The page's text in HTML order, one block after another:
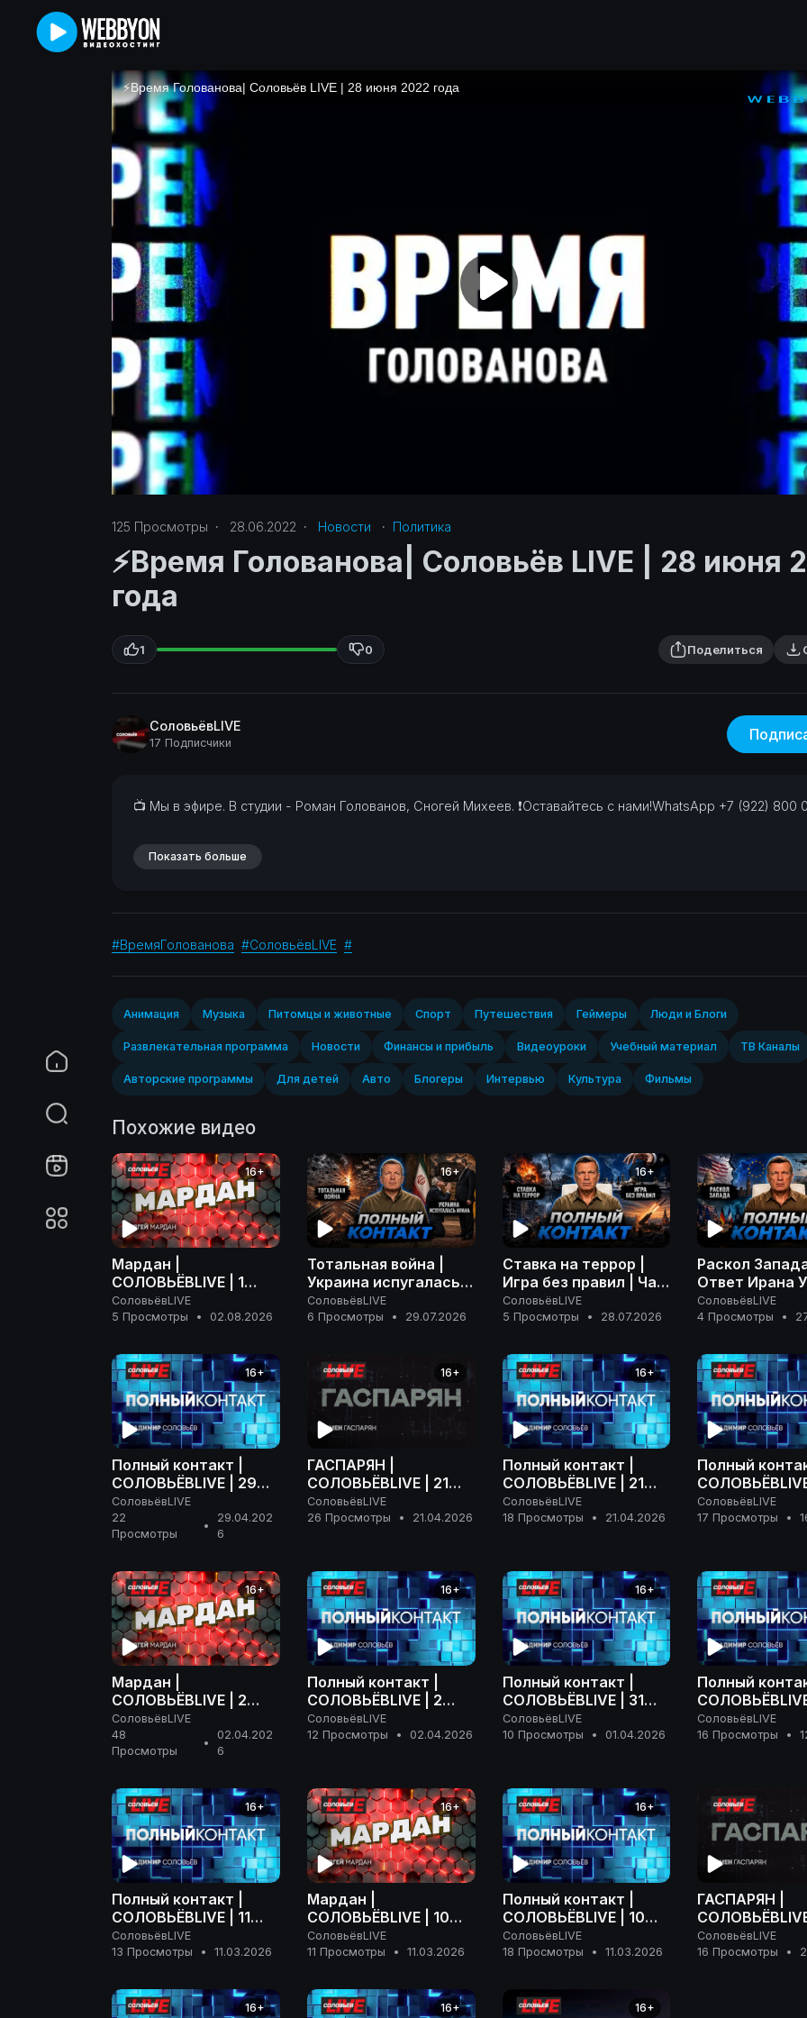
125 Просмотры · 28.06.2022 · Новости · Политика‎
⚡️Время Голованова| Соловьёв LIVE | 28 июня
года
1 0 Поделиться
СоловьёвLIVE
17 Подписчики
⁣📺 Мы в эфире. В студии - Роман Голованов, Сногей Михеев. ❗Оставайтесь с нами!WhatsApp +7 (922) 800
Показать больше
#ВремяГолованова #СоловьёвLIVE #
Анимация Музыка Питомцы и животные Спорт‎ Путешествия Геймеры Люди и Блоги
Развлекательная программа Новости Финансы и прибыль Видеоуроки Учебный материал ТВ Каналы
Авторские программы Для детей Авто Блогеры Интервью Культура Фильмы
Похожие видео
16+
Мардан |
СОЛОВЬЁВLIVE | 1
августа 2026 года
СоловьёвLIVE
5 Просмотры
• 02.08.2026
16+
Тотальная война |
Украина испугалась
Ирана | Розыск
Дурова | Полный
СоловьёвLIVE
6 Просмотры
• 29.07.2026
16+
Ставка на террор |
Игра без правил | Час
расплаты | Полный
контакт | 28 июля
СоловьёвLIVE
5 Просмотры
• 28.07.2026
Раскол
Ответ Ирана
| На грани
| Полный
СоловьёвLIVE
4 Просмотры
•
16+
Полный контакт |
СОЛОВЬЁВLIVE | 29
апреля 2026 года
СоловьёвLIVE
22
Просмотры
•
29.04.202
6
16+
ГАСПАРЯН |
СОЛОВЬЁВLIVE | 21
апреля 2026 года
СоловьёвLIVE
26 Просмотры
• 21.04.2026
16+
Полный контакт |
СОЛОВЬЁВLIVE | 21
апреля 2026 года
СоловьёвLIVE
18 Просмотры
• 21.04.2026
Полный
апреля 2026
СоловьёвLIVE
17 Просмотры
•
16+
Мардан |
СОЛОВЬЁВLIVE | 2
апреля 2026 года
СоловьёвLIVE
48
Просмотры
•
02.04.202
6
16+
Полный контакт |
СОЛОВЬЁВLIVE | 2
апреля 2026 года
СоловьёвLIVE
12 Просмотры
• 02.04.2026
16+
Полный контакт |
СОЛОВЬЁВLIVE | 31
марта 2026 года
СоловьёвLIVE
10 Просмотры
• 01.04.2026
Полный
марта 2026
СоловьёвLIVE
16 Просмотры
•
16+
Полный контакт |
СОЛОВЬЁВLIVE | 11
марта 2026 года
СоловьёвLIVE
13 Просмотры
• 11.03.2026
16+
Мардан |
СОЛОВЬЁВLIVE | 10
марта 2026 года
СоловьёвLIVE
11 Просмотры
• 11.03.2026
16+
Полный контакт |
СОЛОВЬЁВLIVE | 10
марта 2026 года
СоловьёвLIVE
18 Просмотры
• 11.03.2026
ГАСПАРЯН |
февраля 2026
СоловьёвLIVE
16 Просмотры
•
16+ 16+ 16+